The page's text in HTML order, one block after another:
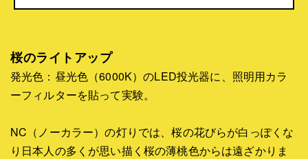
桜のライトアップ
発光色：昼光色（6000K）のLED投光器に、照明用カラ
ーフィルターを貼って実験。
NC（ノーカラー）の灯りでは、桜の花びらが白っぽくな
り日本人の多くが思い描く桜の薄桃色からは遠ざかりま